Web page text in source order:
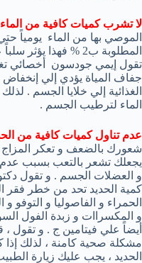
لا تشرب كميات كافية من
الموصي بها من الماء يومياً
المطلوبة ب2 % فهذا
تقول إيمي جودسون أخصائي
جفاف المياة يؤدي إلي
الغذائية إلي خلايا الجسم .
الماء لترطيب الجسم .
عدم تناول كميات كافية من
شعورك بالضعف و تعكر المزاج
يجعلك تشعر بالتعب بسبب عدم
و العضلات الجسم . و تقول
كمية الحديد تحد من خطر فقر
الحمراء و الفاصوليا و التوفو
و المكسراات و زبدة الفول
أيضاً علي فيتامين ج . و تقول ،
مشكلة صحية كامنة ، لذلك
الحديد ، يجب عليك زيارة